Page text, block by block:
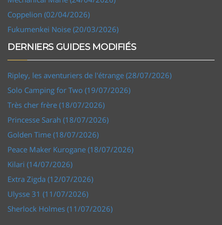
Coppelion (02/04/2026)
Fukumenkei Noise (20/03/2026)
DERNIERS GUIDES MODIFIÉS
Ripley, les aventuriers de l'étrange (28/07/2026)
Solo Camping for Two (19/07/2026)
Très cher frère (18/07/2026)
Princesse Sarah (18/07/2026)
Golden Time (18/07/2026)
Peace Maker Kurogane (18/07/2026)
Kilari (14/07/2026)
Extra Zigda (12/07/2026)
Ulysse 31 (11/07/2026)
Sherlock Holmes (11/07/2026)